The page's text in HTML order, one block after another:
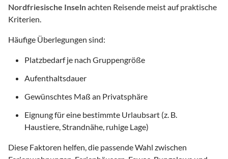
Nordfriesische Inselnachten Reisende meist auf praktische
Kriterien.
Häufige Überlegungen sind:
Platzbedarf je nach Gruppengröße
Aufenthaltsdauer
Gewünschtes Maß an Privatsphäre
Eignung für eine bestimmte Urlaubsart (z. B.
Haustiere, Strandnähe, ruhige Lage)
Diese Faktoren helfen, die passende Wahl zwischen